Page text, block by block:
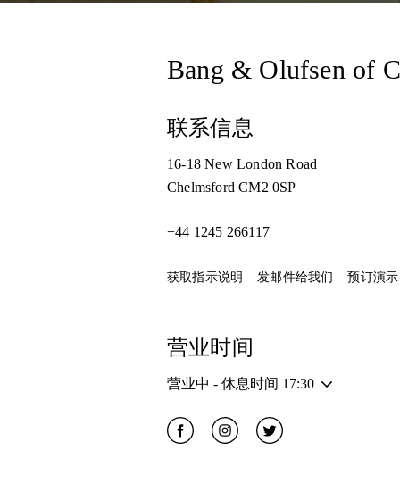
Bang & Olufsen of
联系信息
16-18 New London Road
Chelmsford CM2 0SP
+44 1245 266117
获取指示说明 Link Opens in New Tab
发邮件给我们 预订演示
营业时间
营业中 - 休息时间 17:30
Click to open Facebook
Link Opens in New Tab
Click to open Instagram
Link Opens in New Tab
Click to open Twitter
Link Opens in New